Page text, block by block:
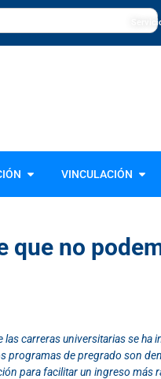
VINCULACIÓN
que no
carreras universitarias se ha
programas de pregrado son
para facilitar un ingreso más